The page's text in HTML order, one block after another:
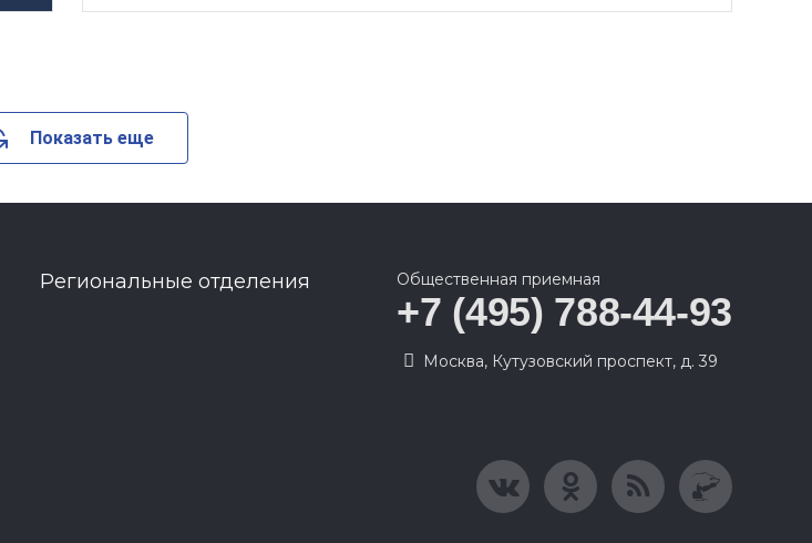
Показать еще
Региональные отделения Общественная приемная
+7 (495) 788-44-93
Москва, Кутузовский проспект, д. 39